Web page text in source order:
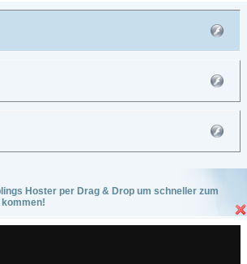
Hoster per Drag & Drop um schneller zum